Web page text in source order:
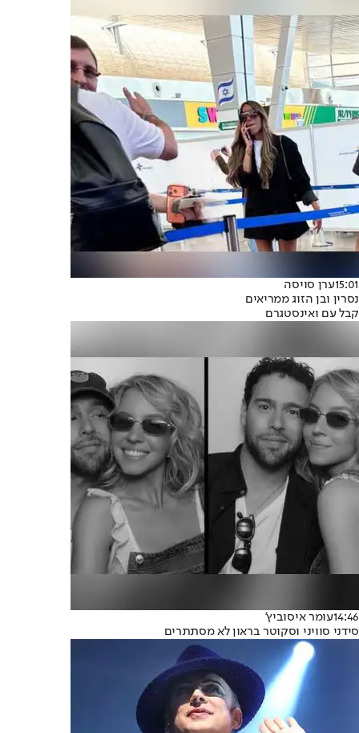
15:01ערן סויסה
נסרין ובן הזוג ממריאים
קבל עם ואינסטגרם
14:46עומר איסוביץ'
סידני סוויני וסקוטר בראון לא מסתתרים